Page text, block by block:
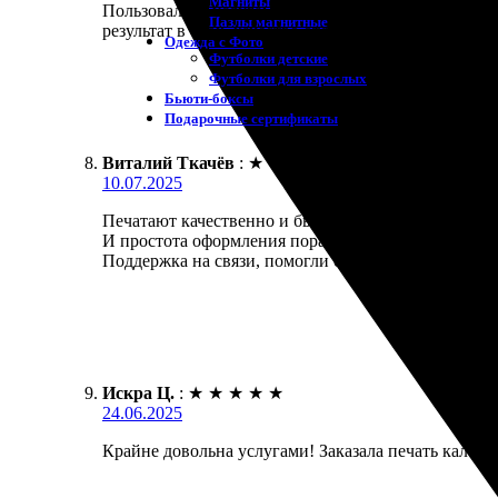
Пазлы магнитные
Одежда с Фото
Футболки детские
Футболки для взрослых
Бьюти-боксы
Подарочные сертификаты
Пользовались услугами печати календарей.
результат в срок, качество отличное, цвета
Виталий Ткачёв : ★ ★
10.07.2025
Печатают качественно и быстро. Заказал
И простота оформления порадовала. Удобный сайт,
Поддержка на связи, помогли с вопросами, быстро
Искра Ц. : ★ ★ ★ ★ ★
24.06.2025
Крайне довольна услугами! Заказала печать